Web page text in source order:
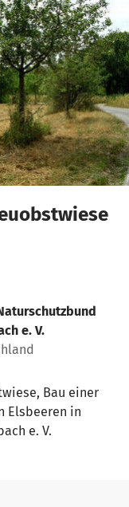
e. V.
Bau einer
Elsbeeren in
e. V.